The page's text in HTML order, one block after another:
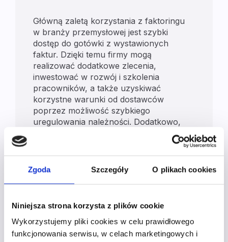
Zgoda Szczegóły O plikach cookies
Niniejsza strona korzysta z plików cookie
Wykorzystujemy pliki cookies w celu prawidłowego
funkcjonowania serwisu, w celach marketingowych i
Główną zaletą korzystania z faktoringu
w branży przemysłowej jest szybki
dostęp do gotówki z wystawionych
faktur. Dzięki temu firmy mogą
realizować dodatkowe zlecenia,
inwestować w rozwój i szkolenia
pracowników, a także uzyskiwać
korzystne warunki od dostawców
poprzez możliwość szybkiego
uregulowania należności. Dodatkowo,
podejmowanie współpracy z dużymi
kontrahentami oferującymi długie terminy
płatności, minimalizując ryzyko
niewypłacalności dłużników poprzez
Jakie warunki należy